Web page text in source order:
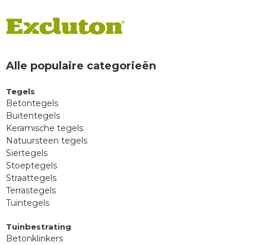
Alle populaire categorieën
Tegels
Betontegels
Buitentegels
Keramische tegels
Natuursteen tegels
Siertegels
Stoeptegels
Straattegels
Terrastegels
Tuintegels
Tuinbestrating
Betonklinkers